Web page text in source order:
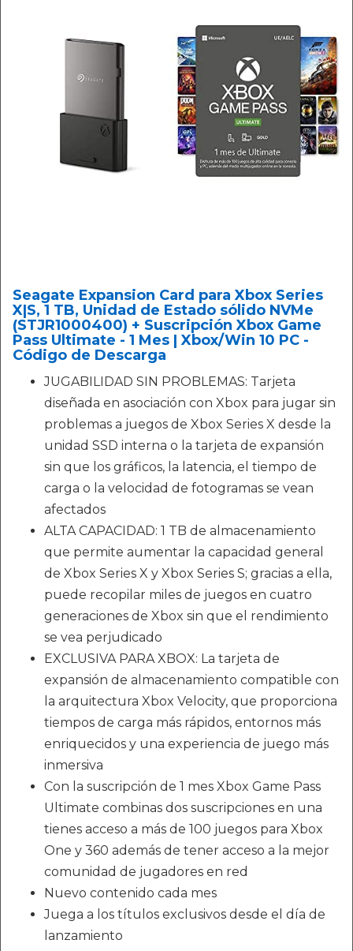
Seagate Expansion Card para Xbox Series
X|S, 1 TB, Unidad de Estado sólido NVMe
(STJR1000400) + Suscripción Xbox Game
Pass Ultimate - 1 Mes | Xbox/Win 10 PC -
Código de Descarga
JUGABILIDAD SIN PROBLEMAS: Tarjeta
diseñada en asociación con Xbox para jugar sin
problemas a juegos de Xbox Series X desde la
unidad SSD interna o la tarjeta de expansión
sin que los gráficos, la latencia, el tiempo de
carga o la velocidad de fotogramas se vean
afectados
ALTA CAPACIDAD: 1 TB de almacenamiento
que permite aumentar la capacidad general
de Xbox Series X y Xbox Series S; gracias a ella,
puede recopilar miles de juegos en cuatro
generaciones de Xbox sin que el rendimiento
se vea perjudicado
EXCLUSIVA PARA XBOX: La tarjeta de
expansión de almacenamiento compatible con
la arquitectura Xbox Velocity, que proporciona
tiempos de carga más rápidos, entornos más
enriquecidos y una experiencia de juego más
inmersiva
Con la suscripción de 1 mes Xbox Game Pass
Ultimate combinas dos suscripciones en una
tienes acceso a más de 100 juegos para Xbox
One y 360 además de tener acceso a la mejor
comunidad de jugadores en red
Nuevo contenido cada mes
Juega a los títulos exclusivos desde el día de
lanzamiento